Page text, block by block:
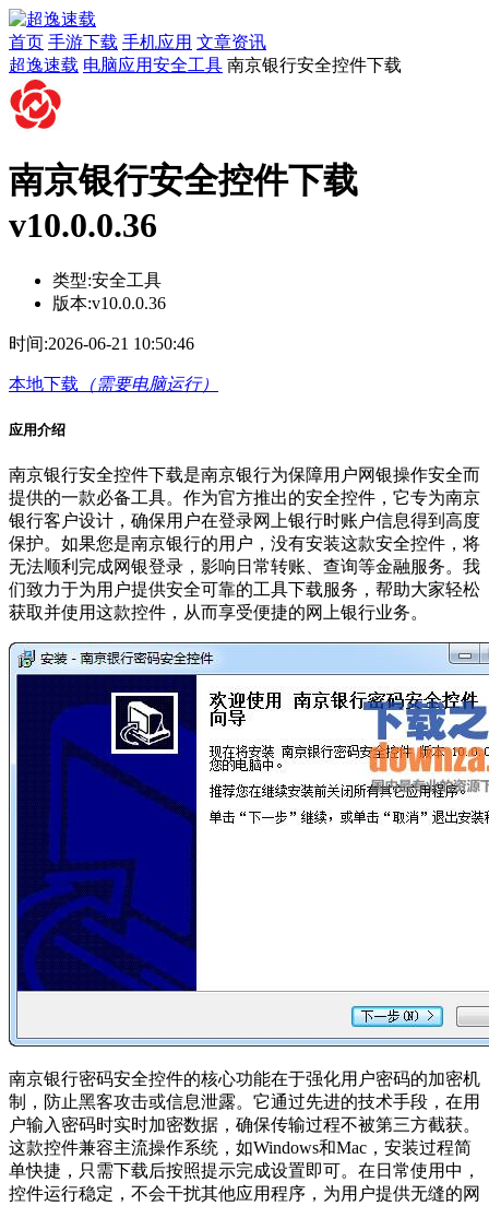
首页 手游下载 手机应用 文章资讯
超逸速载 电脑应用安全工具 南京银行安全控件下载
南京银行安全控件下载
v10.0.0.36
类型:安全工具
版本:v10.0.0.36
时间:2026-06-21 10:50:46
本地下载 （需要电脑运行）
应用介绍
南京银行安全控件下载是南京银行为保障用户网银操作安全而
提供的一款必备工具。作为官方推出的安全控件，它专为南京
银行客户设计，确保用户在登录网上银行时账户信息得到高度
保护。如果您是南京银行的用户，没有安装这款安全控件，将
无法顺利完成网银登录，影响日常转账、查询等金融服务。我
们致力于为用户提供安全可靠的工具下载服务，帮助大家轻松
获取并使用这款控件，从而享受便捷的网上银行业务。
南京银行密码安全控件的核心功能在于强化用户密码的加密机
制，防止黑客攻击或信息泄露。它通过先进的技术手段，在用
户输入密码时实时加密数据，确保传输过程不被第三方截获。
这款控件兼容主流操作系统，如Windows和Mac，安装过程简
单快捷，只需下载后按照提示完成设置即可。在日常使用中，
控件运行稳定，不会干扰其他应用程序，为用户提供无缝的网